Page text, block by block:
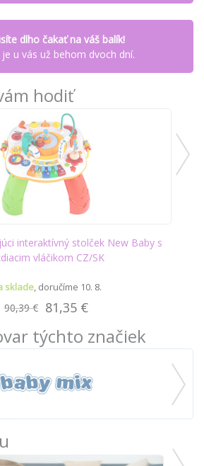
dlho čakať na váš balík!
u vás už behom dvoch dní.
hodiť
interaktívný stolček New Baby s
vláčikom CZ/SK
skladedoručíme 10. 8.
90,39 € 81,35 €
týchto značiek